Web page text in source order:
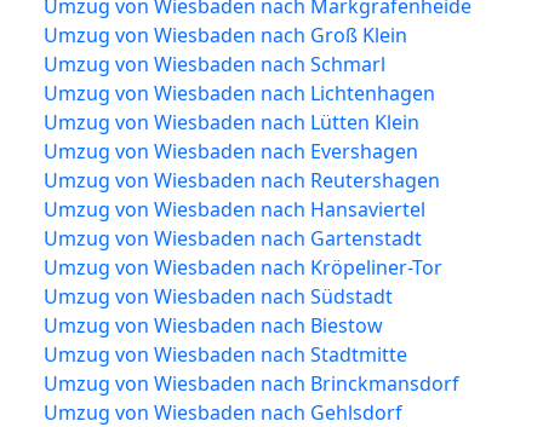
Umzug von Wiesbaden nach Markgrafenheide
Umzug von Wiesbaden nach Groß Klein
Umzug von Wiesbaden nach Schmarl
Umzug von Wiesbaden nach Lichtenhagen
Umzug von Wiesbaden nach Lütten Klein
Umzug von Wiesbaden nach Evershagen
Umzug von Wiesbaden nach Reutershagen
Umzug von Wiesbaden nach Hansaviertel
Umzug von Wiesbaden nach Gartenstadt
Umzug von Wiesbaden nach Kröpeliner-Tor
Umzug von Wiesbaden nach Südstadt
Umzug von Wiesbaden nach Biestow
Umzug von Wiesbaden nach Stadtmitte
Umzug von Wiesbaden nach Brinckmansdorf
Umzug von Wiesbaden nach Gehlsdorf